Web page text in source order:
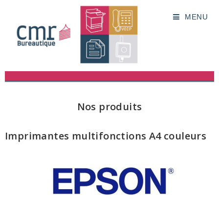
MENU
Nos produits
Imprimantes multifonctions A4 couleurs